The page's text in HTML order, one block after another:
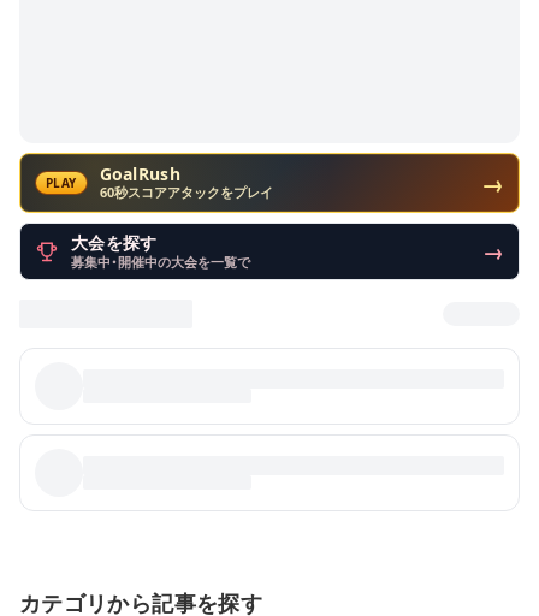
PLAY GoalRush
60秒スコアアタックをプレイ →
大会を探す
募集中・開催中の大会を一覧で →
カテゴリから記事を探す